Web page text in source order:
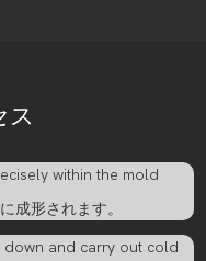
ス
成形されます。